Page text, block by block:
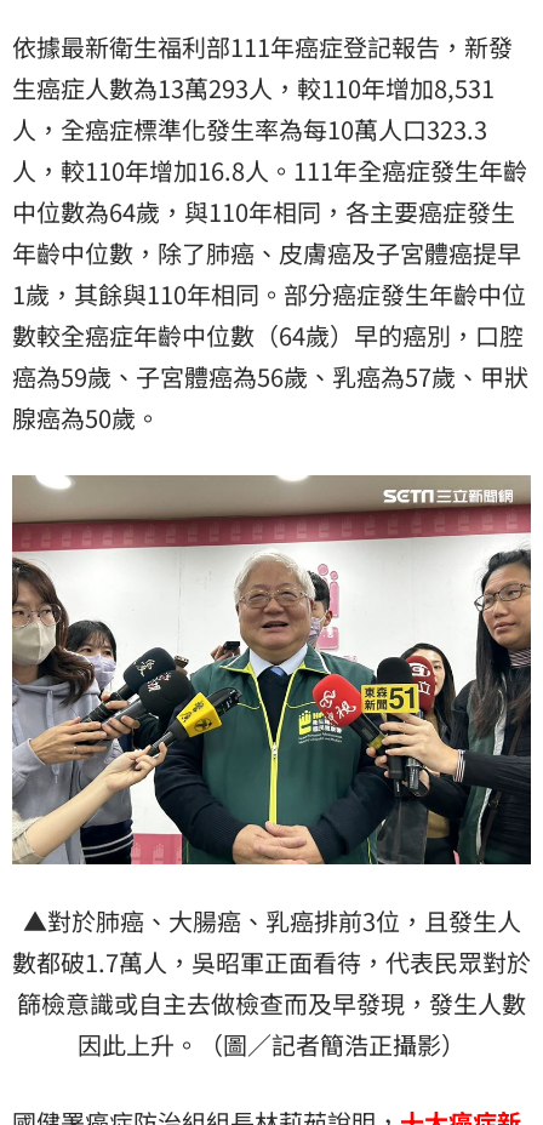
依據最新衛生福利部111年癌症登記報告，新發
生癌症人數為13萬293人，較110年增加8,531
人，全癌症標準化發生率為每10萬人口323.3
人，較110年增加16.8人。111年全癌症發生年齡
中位數為64歲，與110年相同，各主要癌症發生
年齡中位數，除了肺癌、皮膚癌及子宮體癌提早
1歲，其餘與110年相同。部分癌症發生年齡中位
數較全癌症年齡中位數（64歲）早的癌別，口腔
癌為59歲、子宮體癌為56歲、乳癌為57歲、甲狀
腺癌為50歲。
▲對於肺癌、大腸癌、乳癌排前3位，且發生人
數都破1.7萬人，吳昭軍正面看待，代表民眾對於
篩檢意識或自主去做檢查而及早發現，發生人數
因此上升。（圖／記者簡浩正攝影）